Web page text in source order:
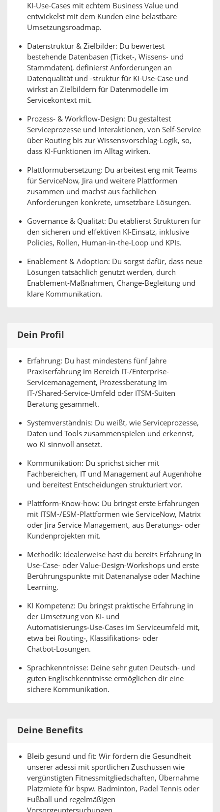
KI-Use-Cases mit echtem Business Value und
entwickelst mit dem Kunden eine belastbare
Umsetzungsroadmap.
Datenstruktur & Zielbilder: Du bewertest
bestehende Datenbasen (Ticket-, Wissens- und
Stammdaten), definierst Anforderungen an
Datenqualität und -struktur für KI-Use-Case und
wirkst an Zielbildern für Datenmodelle im
Servicekontext mit.
Prozess- & Workflow-Design: Du gestaltest
Serviceprozesse und Interaktionen, von Self-Service
über Routing bis zur Wissensvorschlag-Logik, so,
dass KI-Funktionen im Alltag wirken.
Plattformübersetzung: Du arbeitest eng mit Teams
für ServiceNow, Jira und weitere Plattformen
zusammen und machst aus fachlichen
Anforderungen konkrete, umsetzbare Lösungen.
Governance & Qualität: Du etablierst Strukturen für
den sicheren und effektiven KI-Einsatz, inklusive
Policies, Rollen, Human-in-the-Loop und KPIs.
Enablement & Adoption: Du sorgst dafür, dass neue
Lösungen tatsächlich genutzt werden, durch
Enablement-Maßnahmen, Change-Begleitung und
klare Kommunikation.
Dein Profil
Erfahrung: Du hast mindestens fünf Jahre
Praxiserfahrung im Bereich IT-/Enterprise-
Servicemanagement, Prozessberatung im
IT-/Shared-Service-Umfeld oder ITSM-Suiten
Beratung gesammelt.
Systemverständnis: Du weißt, wie Serviceprozesse,
Daten und Tools zusammenspielen und erkennst,
wo KI sinnvoll ansetzt.
Kommunikation: Du sprichst sicher mit
Fachbereichen, IT und Management auf Augenhöhe
und bereitest Entscheidungen strukturiert vor.
Plattform-Know-how: Du bringst erste Erfahrungen
mit ITSM-/ESM-Plattformen wie ServiceNow, Matrix
oder Jira Service Management, aus Beratungs- oder
Kundenprojekten mit.
Methodik: Idealerweise hast du bereits Erfahrung in
Use-Case- oder Value-Design-Workshops und erste
Berührungspunkte mit Datenanalyse oder Machine
Learning.
KI Kompetenz: Du bringst praktische Erfahrung in
der Umsetzung von KI‑ und
Automatisierungs‑Use‑Cases im Serviceumfeld mit,
etwa bei Routing‑, Klassifikations‑ oder
Chatbot‑Lösungen.
Sprachkenntnisse: Deine sehr guten Deutsch- und
guten Englischkenntnisse ermöglichen dir eine
sichere Kommunikation.
Deine Benefits
Bleib gesund und fit: Wir fördern die Gesundheit
unserer adessi mit sportlichen Zuschüssen wie
vergünstigten Fitnessmitgliedschaften, Übernahme
Platzmiete für bspw. Badminton, Padel Tennis oder
Fußball und regelmäßigen